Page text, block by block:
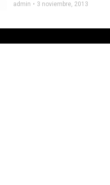
admin 3 noviembre, 2013